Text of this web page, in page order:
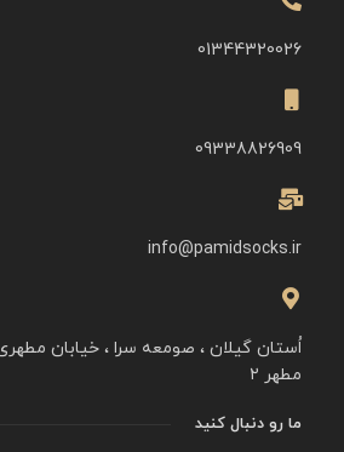
01344320026
09338826909
info@pamidsocks.ir
اُستان گیلان ، صومعه سرا ، خیابان
مطهر ۲
ما رو دنبال کنید